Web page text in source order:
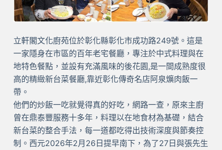
立軒閣文化廚苑位於彰化縣彰化市成功路249號。這是
一家隱身在市區的百年老宅餐廳，專注於中式料理與在
地特色餐點，並設有充滿風味的後花園,是一間成熟度很
高的精緻新台菜餐廳,靠近彰化傳奇名店阿泉爌肉飯一
帶。
他們的炒飯一吃就覺得真的好吃，網路一查，原來主廚
曾在鼎泰豐服務十多年，料理以在地食材為基礎，結合
新台菜的整合手法，每一道都吃得出技術深度與節奏控
制。西元2026年2月26日提早南下，為了27日與張先生